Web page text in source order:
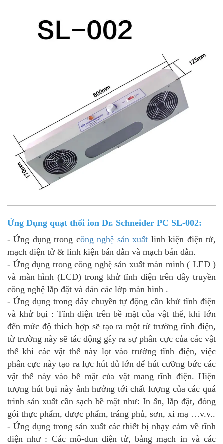
Ứng Dụng quạt thổi ion Dr. Schneider PC SL-002:
- Ứng dụng trong công nghệ sản xuất linh kiện điện tử,
mạch điện tử & linh kiện bán dẫn và mạch bán dẫn.
- Ứng dụng trong công nghệ sản xuất màn mình ( LED )
và màn hình (LCD) trong khử tĩnh điện trên dây truyền
công nghệ lắp đặt và dán các lớp màn hình .
- Ứng dụng trong dây chuyền tự động cần khử tĩnh điện
và khử bụi : Tĩnh điện trên bề mặt của vật thể, khi lớn
đến mức độ thích hợp sẽ tạo ra một từ trường tĩnh điện,
từ trường này sẽ tác động gây ra sự phân cực của các vật
thể khi các vật thể này lọt vào trường tĩnh điện, việc
phân cực này tạo ra lực hút đủ lớn để hút cưỡng bức các
vật thể này vào bề mặt của vật mang tĩnh điện. Hiện
tượng hút bụi này ảnh hưởng tới chất lượng của các quá
trình sản xuất cần sạch bề mặt như: In ấn, lắp đặt, đóng
gói thực phẩm, dược phẩm, tráng phủ, sơn, xi mạ …v.v..
- Ứng dụng trong sản xuất các thiết bị nhạy cảm về tĩnh
điện như : Các mô-đun điện tử, bảng mạch in và các